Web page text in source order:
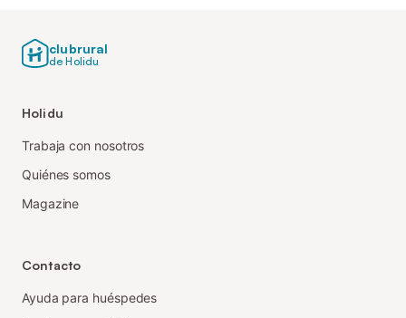
clubrural
de Holidu
Holidu
Trabaja con nosotros
Quiénes somos
Magazine
Contacto
Ayuda para huéspedes